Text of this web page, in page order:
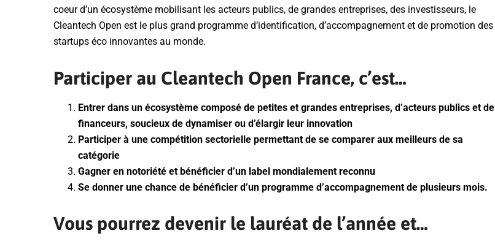
coeur d’un écosystème mobilisant les acteurs publics, de grandes entreprises, des investisseurs, le
Cleantech Open est le plus grand programme d’identification, d’accompagnement et de promotion des
startups éco innovantes au monde.
Participer au Cleantech Open France, c’est…
Entrer dans un écosystème composé de petites et grandes entreprises, d’acteurs publics et de
financeurs, soucieux de dynamiser ou d’élargir leur innovation
Participer à une compétition sectorielle permettant de se comparer aux meilleurs de sa
catégorie
Gagner en notoriété et bénéficier d’un label mondialement reconnu
Se donner une chance de bénéficier d’un programme d’accompagnement de plusieurs mois.
Vous pourrez devenir le lauréat de l’année et…